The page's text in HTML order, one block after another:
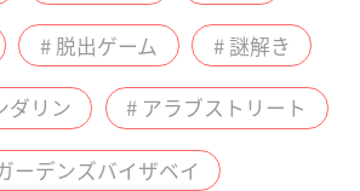
# 脱出ゲーム # 謎解き
ダリン # アラブストリート
ーデンズバイザベイ